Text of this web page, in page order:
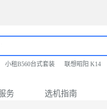
小租B560台式套装 联想昭阳 K14
务 选机指南